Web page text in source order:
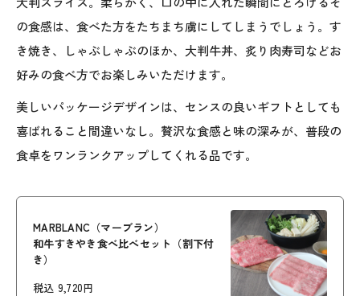
の食感は、食べた方をたちまち虜にしてしまうでしょう。す
き焼き、しゃぶしゃぶのほか、大判牛丼、炙り肉寿司などお
好みの食べ方でお楽しみいただけます。
美しいパッケージデザインは、センスの良いギフトとしても
喜ばれること間違いなし。贅沢な食感と味の深みが、普段の
食卓をワンランクアップしてくれる品です。
MARBLANC（マーブラン）
和牛すきやき食べ比べセット（割下付
き）
税込 9,720円